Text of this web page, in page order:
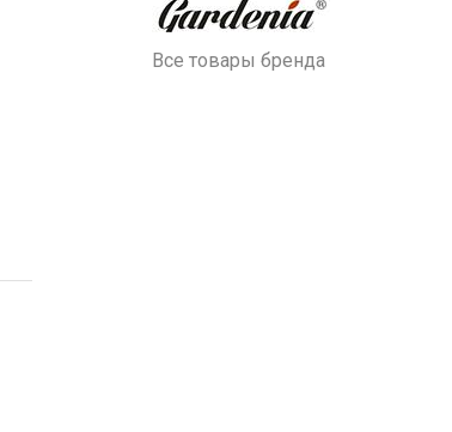
Все товары бренда